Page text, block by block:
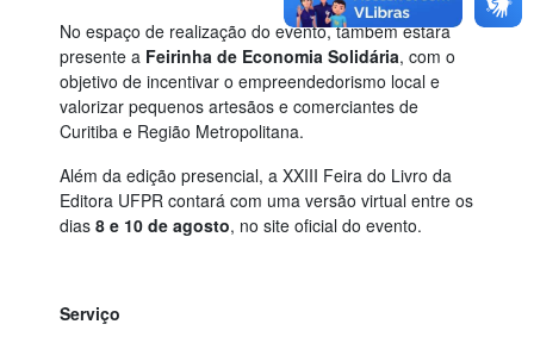
No espaço de realização do evento, também estará
presente a Feirinha de Economia Solidária, com o
objetivo de incentivar o empreendedorismo local e
valorizar pequenos artesãos e comerciantes de
Curitiba e Região Metropolitana.
Além da edição presencial, a XXIII Feira do Livro da
Editora UFPR contará com uma versão virtual entre os
dias 8 e 10 de agosto, no site oficial do evento.
Serviço